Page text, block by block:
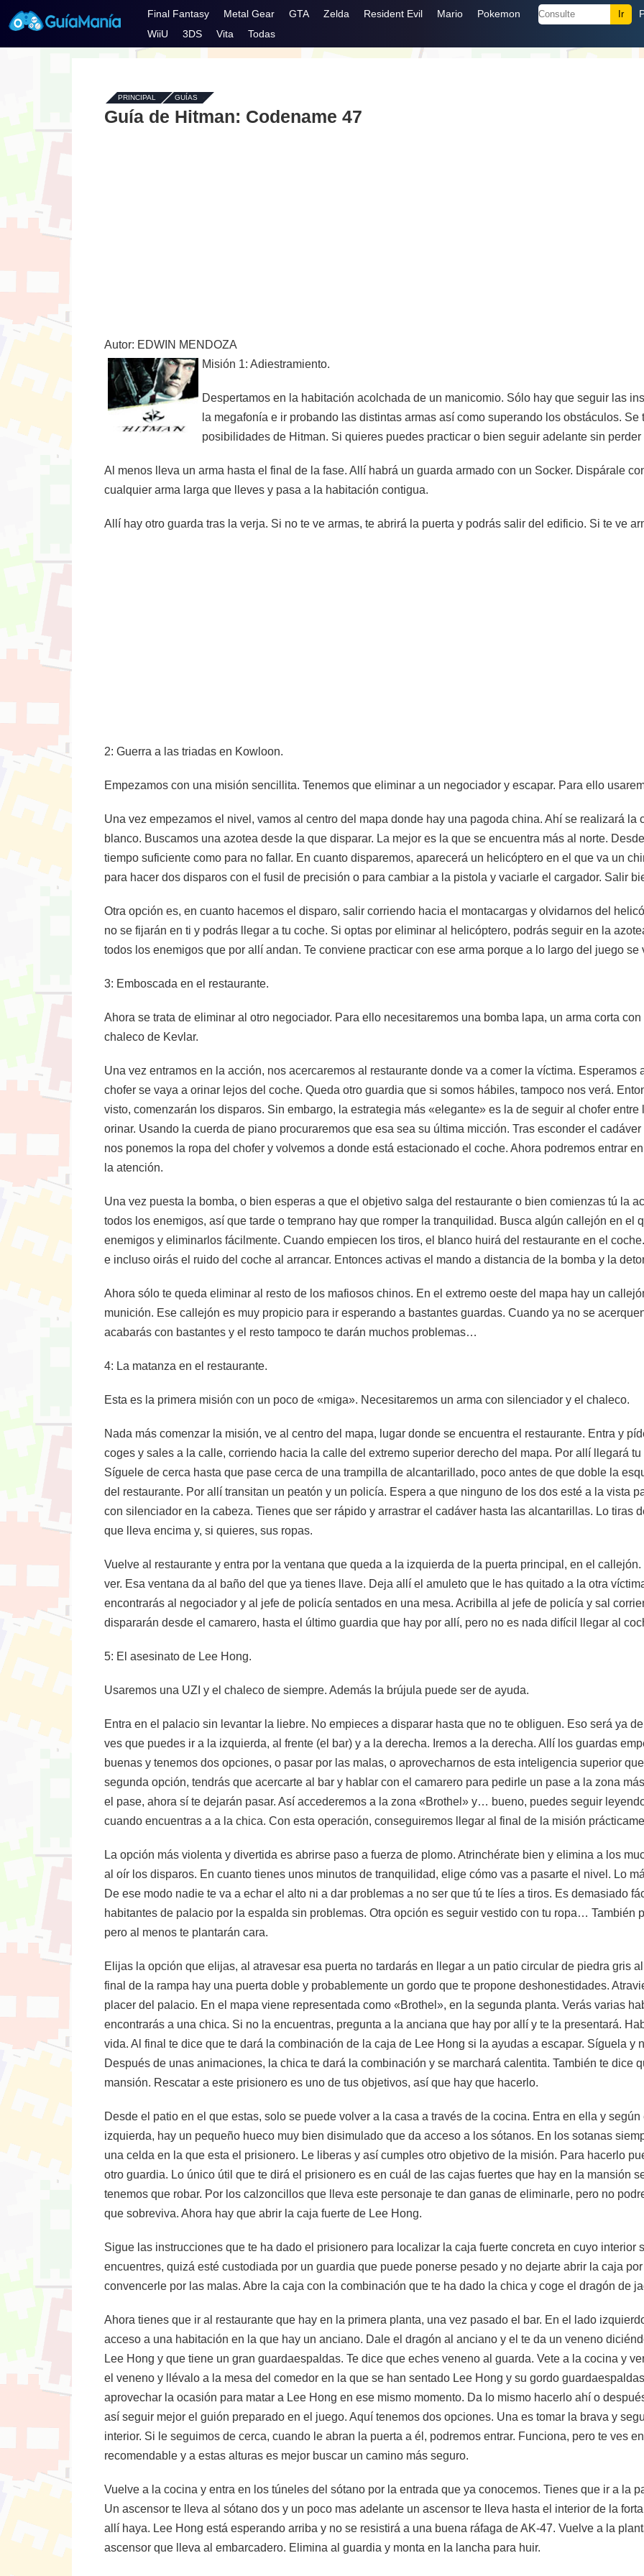
Final Fantasy Metal Gear GTA Zelda Resident Evil Mario Pokemon
WiiU
3DS Vita Todas
PRINCIPAL - GUÍAS-
Guía de Hitman: Codename 47
Autor: EDWIN MENDOZA
Misión 1: Adiestramiento.
Despertamos en la habitación acolchada de un manicomio. Sólo hay que seguir las
la megafonía e ir probando las distintas armas así como superando los obstáculos.
posibilidades de Hitman. Si quieres puedes practicar o bien seguir adelante sin perder
Al menos lleva un arma hasta el final de la fase. Allí habrá un guarda armado con un Socker. Dispárale
cualquier arma larga que lleves y pasa a la habitación contigua.
Allí hay otro guarda tras la verja. Si no te ve armas, te abrirá la puerta y podrás salir del edificio. Si te ve
2: Guerra a las triadas en Kowloon.
Empezamos con una misión sencillita. Tenemos que eliminar a un negociador y escapar. Para ello
Una vez empezamos el nivel, vamos al centro del mapa donde hay una pagoda china. Ahí se realizará la
blanco. Buscamos una azotea desde la que disparar. La mejor es la que se encuentra más al norte.
tiempo suficiente como para no fallar. En cuanto disparemos, aparecerá un helicóptero en el que va un
para hacer dos disparos con el fusil de precisión o para cambiar a la pistola y vaciarle el cargador. Salir
Otra opción es, en cuanto hacemos el disparo, salir corriendo hacia el montacargas y olvidarnos del
no se fijarán en ti y podrás llegar a tu coche. Si optas por eliminar al helicóptero, podrás seguir en la
todos los enemigos que por allí andan. Te conviene practicar con ese arma porque a lo largo del juego se
3: Emboscada en el restaurante.
Ahora se trata de eliminar al otro negociador. Para ello necesitaremos una bomba lapa, un arma corta
chaleco de Kevlar.
Una vez entramos en la acción, nos acercaremos al restaurante donde va a comer la víctima. Esperamos
chofer se vaya a orinar lejos del coche. Queda otro guardia que si somos hábiles, tampoco nos verá.
visto, comenzarán los disparos. Sin embargo, la estrategia más «elegante» es la de seguir al chofer
orinar. Usando la cuerda de piano procuraremos que esa sea su última micción. Tras esconder el
nos ponemos la ropa del chofer y volvemos a donde está estacionado el coche. Ahora podremos entrar
la atención.
Una vez puesta la bomba, o bien esperas a que el objetivo salga del restaurante o bien comienzas tú la
todos los enemigos, así que tarde o temprano hay que romper la tranquilidad. Busca algún callejón en el
enemigos y eliminarlos fácilmente. Cuando empiecen los tiros, el blanco huirá del restaurante en el
e incluso oirás el ruido del coche al arrancar. Entonces activas el mando a distancia de la bomba y la
Ahora sólo te queda eliminar al resto de los mafiosos chinos. En el extremo oeste del mapa hay un
munición. Ese callejón es muy propicio para ir esperando a bastantes guardas. Cuando ya no se
acabarás con bastantes y el resto tampoco te darán muchos problemas…
4: La matanza en el restaurante.
Esta es la primera misión con un poco de «miga». Necesitaremos un arma con silenciador y el chaleco.
Nada más comenzar la misión, ve al centro del mapa, lugar donde se encuentra el restaurante. Entra y
coges y sales a la calle, corriendo hacia la calle del extremo superior derecho del mapa. Por allí llegará
Síguele de cerca hasta que pase cerca de una trampilla de alcantarillado, poco antes de que doble la
del restaurante. Por allí transitan un peatón y un policía. Espera a que ninguno de los dos esté a la vista
con silenciador en la cabeza. Tienes que ser rápido y arrastrar el cadáver hasta las alcantarillas. Lo tiras
que lleva encima y, si quieres, sus ropas.
Vuelve al restaurante y entra por la ventana que queda a la izquierda de la puerta principal, en el
ver. Esa ventana da al baño del que ya tienes llave. Deja allí el amuleto que le has quitado a la otra
encontrarás al negociador y al jefe de policía sentados en una mesa. Acribilla al jefe de policía y sal
dispararán desde el camarero, hasta el último guardia que hay por allí, pero no es nada difícil llegar al
5: El asesinato de Lee Hong.
Usaremos una UZI y el chaleco de siempre. Además la brújula puede ser de ayuda.
Entra en el palacio sin levantar la liebre. No empieces a disparar hasta que no te obliguen. Eso será ya
ves que puedes ir a la izquierda, al frente (el bar) y a la derecha. Iremos a la derecha. Allí los guardas
buenas y tenemos dos opciones, o pasar por las malas, o aprovecharnos de esta inteligencia superior
segunda opción, tendrás que acercarte al bar y hablar con el camarero para pedirle un pase a la zona
el pase, ahora sí te dejarán pasar. Así accederemos a la zona «Brothel» y… bueno, puedes seguir
cuando encuentras a a la chica. Con esta operación, conseguiremos llegar al final de la misión
La opción más violenta y divertida es abrirse paso a fuerza de plomo. Atrinchérate bien y elimina a los
al oír los disparos. En cuanto tienes unos minutos de tranquilidad, elige cómo vas a pasarte el nivel. Lo
De ese modo nadie te va a echar el alto ni a dar problemas a no ser que tú te líes a tiros. Es demasiado
habitantes de palacio por la espalda sin problemas. Otra opción es seguir vestido con tu ropa… También
pero al menos te plantarán cara.
Elijas la opción que elijas, al atravesar esa puerta no tardarás en llegar a un patio circular de piedra gris
final de la rampa hay una puerta doble y probablemente un gordo que te propone deshonestidades.
placer del palacio. En el mapa viene representada como «Brothel», en la segunda planta. Verás varias
encontrarás a una chica. Si no la encuentras, pregunta a la anciana que hay por allí y te la presentará.
vida. Al final te dice que te dará la combinación de la caja de Lee Hong si la ayudas a escapar. Síguela y
Después de unas animaciones, la chica te dará la combinación y se marchará calentita. También te dice
mansión. Rescatar a este prisionero es uno de tus objetivos, así que hay que hacerlo.
Desde el patio en el que estas, solo se puede volver a la casa a través de la cocina. Entra en ella y
izquierda, hay un pequeño hueco muy bien disimulado que da acceso a los sótanos. En los sotanas
una celda en la que esta el prisionero. Le liberas y así cumples otro objetivo de la misión. Para hacerlo
otro guardia. Lo único útil que te dirá el prisionero es en cuál de las cajas fuertes que hay en la mansión
tenemos que robar. Por los calzoncillos que lleva este personaje te dan ganas de eliminarle, pero no
que sobreviva. Ahora hay que abrir la caja fuerte de Lee Hong.
Sigue las instrucciones que te ha dado el prisionero para localizar la caja fuerte concreta en cuyo interior
encuentres, quizá esté custodiada por un guardia que puede ponerse pesado y no dejarte abrir la caja
convencerle por las malas. Abre la caja con la combinación que te ha dado la chica y coge el dragón de
Ahora tienes que ir al restaurante que hay en la primera planta, una vez pasado el bar. En el lado
acceso a una habitación en la que hay un anciano. Dale el dragón al anciano y el te da un veneno
Lee Hong y que tiene un gran guardaespaldas. Te dice que eches veneno al guarda. Vete a la cocina y
el veneno y llévalo a la mesa del comedor en la que se han sentado Lee Hong y su gordo
aprovechar la ocasión para matar a Lee Hong en ese mismo momento. Da lo mismo hacerlo ahí o
así seguir mejor el guión preparado en el juego. Aquí tenemos dos opciones. Una es tomar la brava y
interior. Si le seguimos de cerca, cuando le abran la puerta a él, podremos entrar. Funciona, pero te ves
recomendable y a estas alturas es mejor buscar un camino más seguro.
Vuelve a la cocina y entra en los túneles del sótano por la entrada que ya conocemos. Tienes que ir a la
Un ascensor te lleva al sótano dos y un poco mas adelante un ascensor te lleva hasta el interior de la
allí haya. Lee Hong está esperando arriba y no se resistirá a una buena ráfaga de AK-47. Vuelve a la
ascensor que lleva al embarcadero. Elimina al guardia y monta en la lancha para huir.